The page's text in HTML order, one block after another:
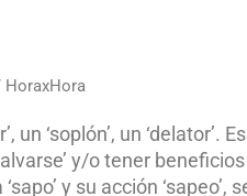
HoraxHora
un ‘soplón’, un ‘delator’.
y/o tener
y su acción ‘sapeo’,